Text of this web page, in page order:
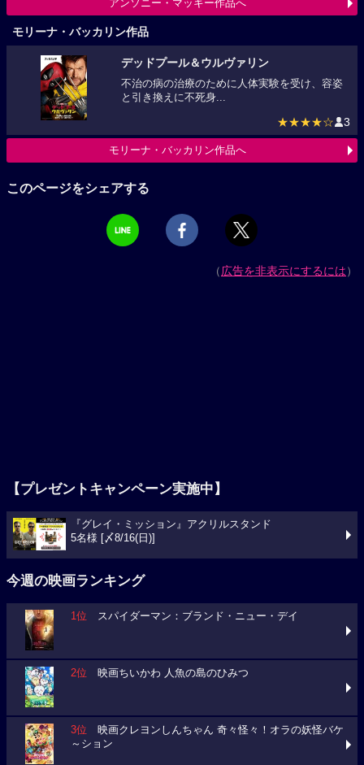
アンソニー・マッキー作品へ
モリーナ・バッカリン作品
デッドプール＆ウルヴァリン
不治の病の治療のために人体実験を受け、容姿
と引き換えに不死身...
★★★★☆ 3
モリーナ・バッカリン作品へ
このページをシェアする
（広告を非表示にするには）
【プレゼントキャンペーン実施中】
『グレイ・ミッション』アクリルスタンド
5名様 [〆8/16(日)]
今週の映画ランキング
1位 スパイダーマン：ブランド・ニュー・デイ
2位 映画ちいかわ 人魚の島のひみつ
3位 映画クレヨンしんちゃん 奇々怪々！オラの妖怪バケ
～ション